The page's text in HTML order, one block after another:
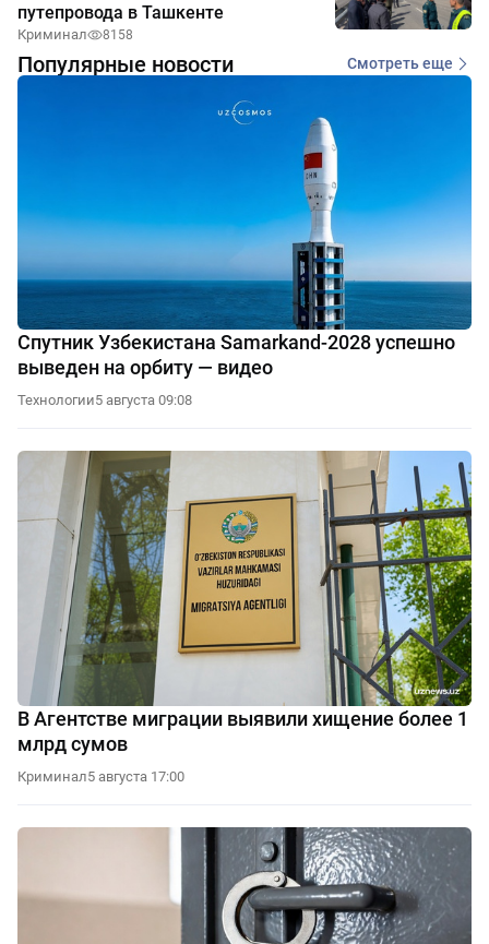
путепровода в Ташкенте
Криминал 8158
Популярные новости Смотреть еще
Спутник Узбекистана Samarkand-2028 успешно
выведен на орбиту — видео
Технологии5 августа 09:08
В Агентстве миграции выявили хищение более 1
млрд сумов
Криминал5 августа 17:00